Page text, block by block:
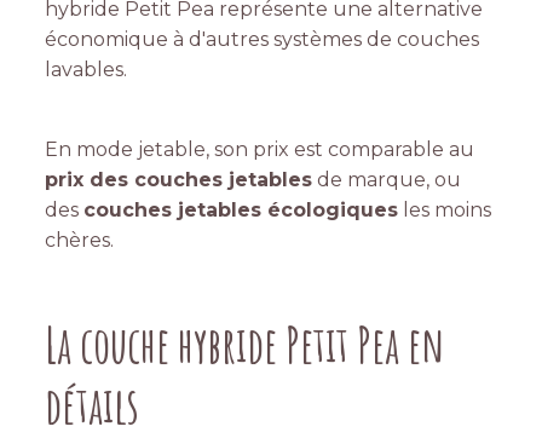
hybride Petit Pea représente une alternative
économique à d'autres systèmes de couches
lavables.
En mode jetable, son prix est comparable au
prix des couches jetables de marque, ou
des couches jetables écologiques les moins
chères.
La couche hybride Petit Pea en
détails